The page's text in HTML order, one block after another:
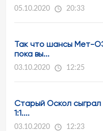
05.10.2020 20:33
Так что шансы Мет-
пока вы...
03.10.2020 12:25
Старый Оскол
1:1....
03.10.2020 12:23